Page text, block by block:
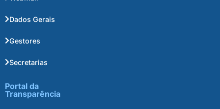
Dados Gerais
Gestores
Secretarias
Portal da
Transparência